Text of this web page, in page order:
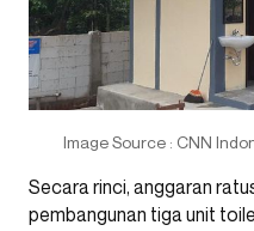
Image Source : CNN
Secara rinci, anggaran
pembangunan tiga unit